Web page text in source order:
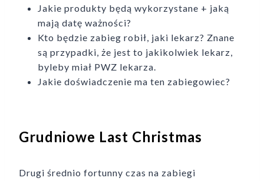
Jakie produkty będą wykorzystane + jaką
mają datę ważności?
Kto będzie zabieg robił, jaki lekarz? Znane
są przypadki, że jest to jakikolwiek lekarz,
byleby miał PWZ lekarza.
Jakie doświadczenie ma ten zabiegowiec?
Grudniowe Last Christmas
Drugi średnio fortunny czas na zabiegi